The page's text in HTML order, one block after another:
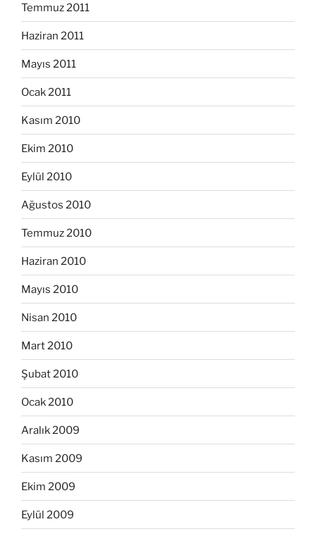
Temmuz 2011
Haziran 2011
Mayıs 2011
Ocak 2011
Kasım 2010
Ekim 2010
Eylül 2010
Ağustos 2010
Temmuz 2010
Haziran 2010
Mayıs 2010
Nisan 2010
Mart 2010
Şubat 2010
Ocak 2010
Aralık 2009
Kasım 2009
Ekim 2009
Eylül 2009